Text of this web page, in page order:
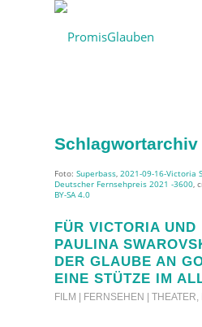
Schlagwortarchiv
Foto: Superbass 2021-09-16-Victoria
Deutscher Fernsehpreis 2021 -3600 ,
BY-SA 4.0
FÜR VICTORIA UND
PAULINA
DER GLAUBE AN
EINE STÜTZE IM
FILM | FERNSEHEN | THEATER,